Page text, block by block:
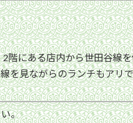
にある店内から世田谷線
を見ながらのランチもアリ
。